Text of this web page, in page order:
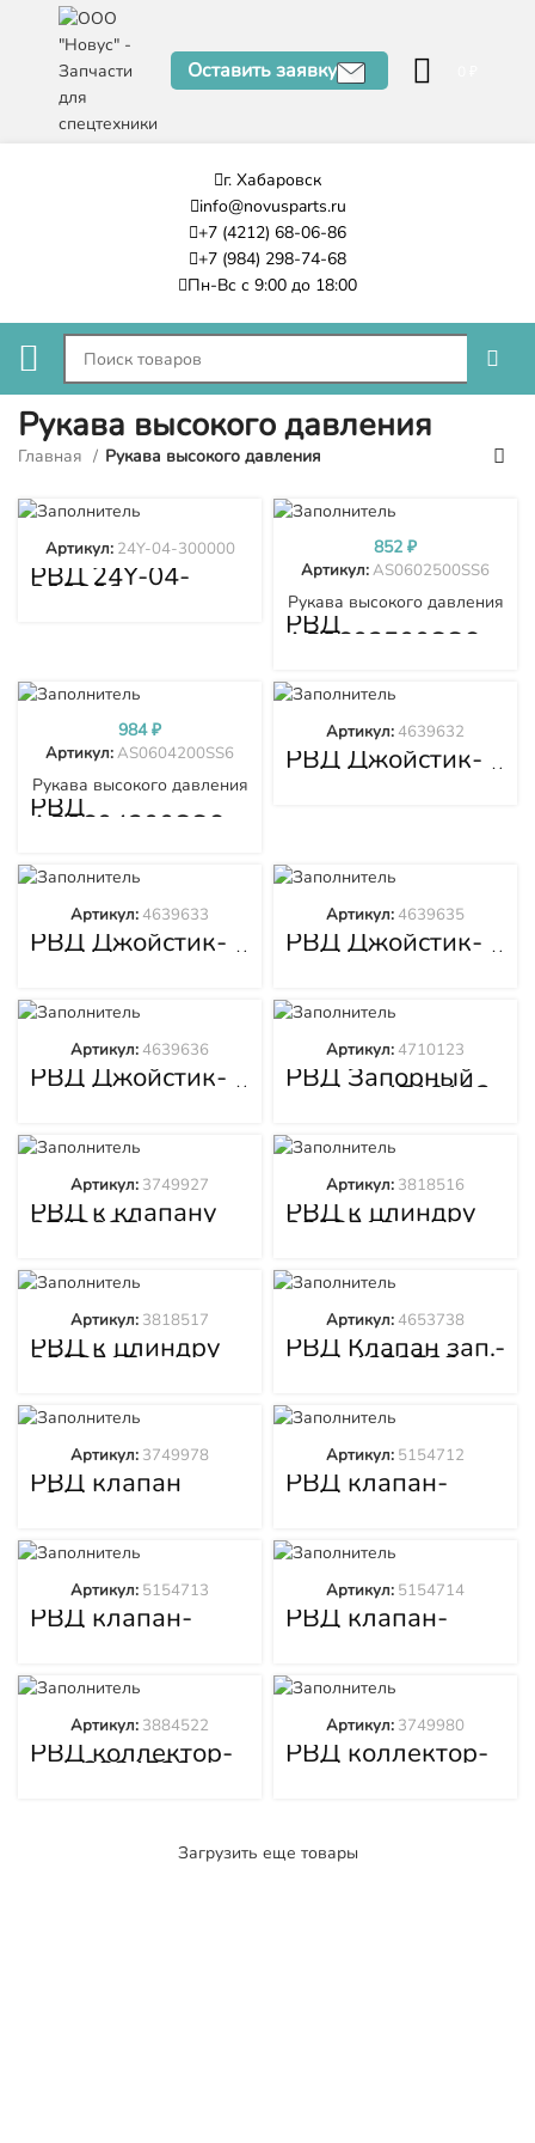
Оставить заявку
г. Хабаровск
info@novusparts.ru
+7 (4212) 68-06-86
+7 (984) 298-74-68
Пн-Вс с 9:00 до 18:00
Рукава высокого давления
Главная Рукава высокого давления
РВД 24Y-04-
300000
Артикул: 24Y-04-300000
РВД
AS0602500SS6
Рукава высокого давления
Артикул:AS0602500SS6
852 ₽
РВД
AS0604200SS6
Рукава высокого давления
Артикул:AS0604200SS6
984₽
РВД Джойстик-
клапан запорный
Артикул:4639632
РВД Джойстик-
клапан запорный
Артикул:4639633
РВД Джойстик-
клапан запорный
Артикул:4639635
РВД Джойстик-
клапан запорный
Артикул:4639636
РВД Запорный
клапан 4710123
Артикул:4710123
РВД к клапану
3749927
Артикул: 3749927
РВД к цлиндру
3818516
Артикул: 3818516
РВД к цлиндру
3818517
Артикул: 3818517
РВД Клапан зап.-
слив 4653738
Артикул:4653738
РВД клапан
сброса гт-
3749978
Артикул: 3749978
РВД клапан-
распред.
Артикул: 5154712
РВД клапан-
распред.
Артикул: 5154713
РВД клапан-
распред.
Артикул: 5154714
РВД коллектор-
кпп 3884522
Артикул: 3884522
РВД коллектор-
радиатор
Артикул: 3749980
Загрузить еще товары